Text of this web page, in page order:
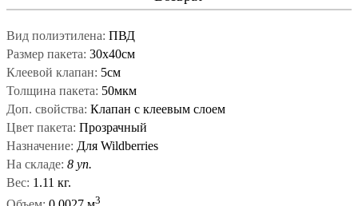
Вид полиэтилена: ПВД
Размер пакета: 30x40см
Клеевой клапан: 5см
Толщина пакета: 50мкм
Доп. свойства: Клапан с клеевым слоем
Цвет пакета: Прозрачный
Назначение: Для Wildberries
На складе: 8 уп.
Вес: 1.11 кг.
3